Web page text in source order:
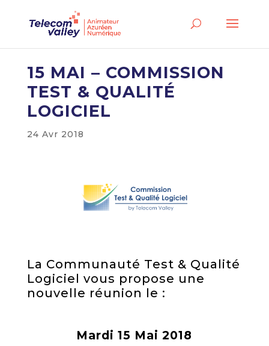
15 MAI – COMMISSION
TEST & QUALITÉ
LOGICIEL
24 Avr 2018
La Communauté Test & Qualité
Logiciel vous propose une
nouvelle réunion le :
Mardi 15 Mai 2018